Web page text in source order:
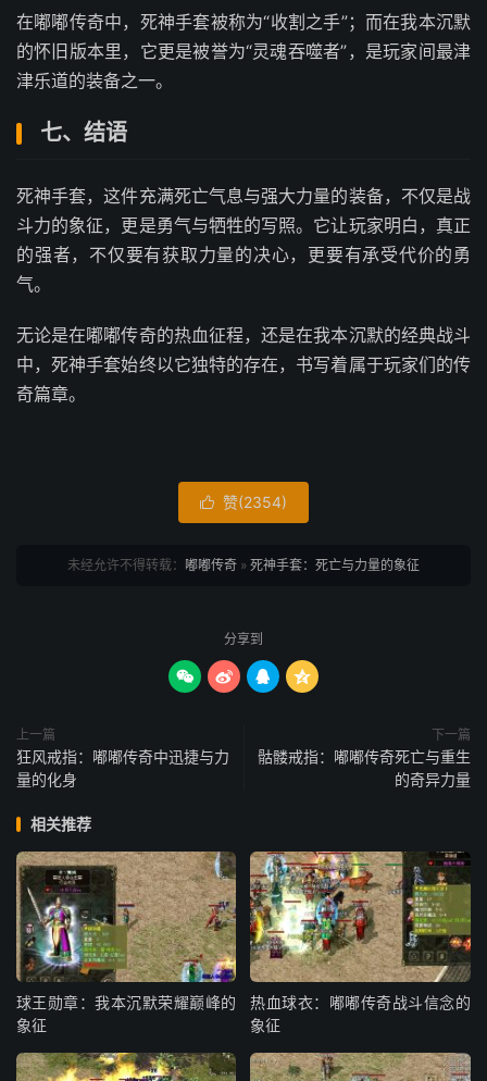
在嘟嘟传奇中，死神手套被称为“收割之手”；而在我本沉默
的怀旧版本里，它更是被誉为“灵魂吞噬者”，是玩家间最津
津乐道的装备之一。
七、结语
死神手套，这件充满死亡气息与强大力量的装备，不仅是战
斗力的象征，更是勇气与牺牲的写照。它让玩家明白，真正
的强者，不仅要有获取力量的决心，更要有承受代价的勇
气。
无论是在嘟嘟传奇的热血征程，还是在我本沉默的经典战斗
中，死神手套始终以它独特的存在，书写着属于玩家们的传
奇篇章。
 赞(2354)
未经允许不得转载： 嘟嘟传奇 » 死神手套：死亡与力量的象征
分享到
   
上一篇
狂风戒指：嘟嘟传奇中迅捷与力
量的化身
下一篇
骷髅戒指：嘟嘟传奇死亡与重生
的奇异力量
相关推荐
球王勋章：我本沉默荣耀巅峰的
象征
热血球衣：嘟嘟传奇战斗信念的
象征